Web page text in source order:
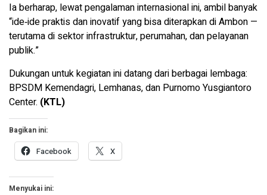
Ia berharap, lewat pengalaman internasional ini, ambil banyak
“ide‑ide praktis dan inovatif yang bisa diterapkan di Ambon —
terutama di sektor infrastruktur, perumahan, dan pelayanan
publik.”
Dukungan untuk kegiatan ini datang dari berbagai lembaga:
BPSDM Kemendagri, Lemhanas, dan Purnomo Yusgiantoro
Center. (KTL)
Bagikan ini:
Facebook X
Menyukai ini: